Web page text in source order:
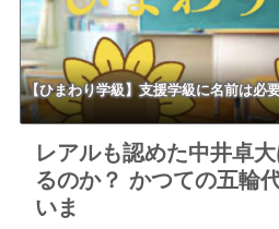
【ひまわり学級】支援学級に名前は必
レアルも認めた中井卓
るのか？ かつての五輪
いま